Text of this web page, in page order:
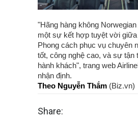
"Hãng hàng không
một sự kết hợp tuyệt vời
Phong cách phục vụ chuyên
tốt, công nghệ cao, và sự tận
hành khách", trang web
nhận định.
Theo Nguyễn Thắm (Biz.vn)
Share: